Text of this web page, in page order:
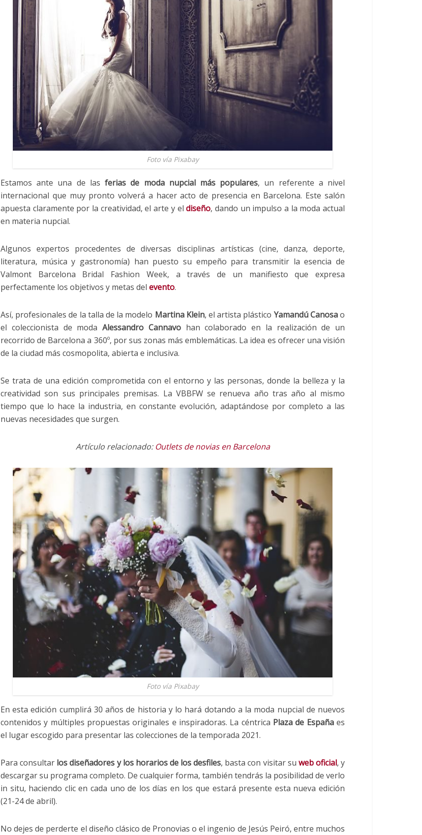
Foto vía Pixabay
Estamos ante una de lasferias de moda nupcial más populares, un referente a nivel
internacional que muy pronto volverá a hacer acto de presencia en Barcelona. Este salón
apuesta claramente por la creatividad, el arte y eldiseño, dando un impulso a la moda actual
en materia nupcial.
Algunos expertos procedentes de diversas disciplinas artísticas (cine, danza, deporte,
literatura, música y gastronomía) han puesto su empeño para transmitir la esencia de
Valmont Barcelona Bridal Fashion Week, a través de un manifiesto que expresa
perfectamente los objetivos y metas del evento.
Así, profesionales de la talla de la modelo Martina Klein, el artista plástico Yamandú Canosao
el coleccionista de moda Alessandro Cannavohan colaborado en la realización de un
recorrido de Barcelona a 360º, por sus zonas más emblemáticas. La idea es ofrecer una visión
de la ciudad más cosmopolita, abierta e inclusiva.
Se trata de una edición comprometida con el entorno y las personas, donde la belleza y la
creatividad son sus principales premisas. La VBBFW se renueva año tras año al mismo
tiempo que lo hace la industria, en constante evolución, adaptándose por completo a las
nuevas necesidades que surgen.
Artículo relacionado: Outlets de novias en Barcelona
Foto vía Pixabay
En esta edición cumplirá 30 años de historia y lo hará dotando a la moda nupcial de nuevos
contenidos y múltiples propuestas originales e inspiradoras. La céntrica Plaza de Españaes
el lugar escogido para presentar las colecciones de la temporada 2021.
Para consultar los diseñadores y los horarios de los desfiles, basta con visitar su web oficial, y
descargar su programa completo. De cualquier forma, también tendrás la posibilidad de verlo
in situ, haciendo clic en cada uno de los días en los que estará presente esta nueva edición
(21-24 de abril).
No dejes de perderte el diseño clásico de Pronovias o el ingenio de Jesús Peiró, entre muchos